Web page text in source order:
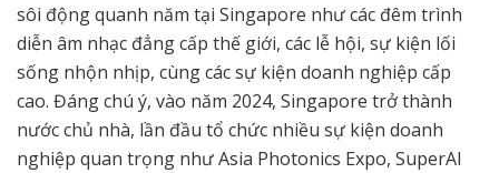
sôi động quanh năm tại Singapore như các đêm trình
diễn âm nhạc đẳng cấp thế giới, các lễ hội, sự kiện lối
sống nhộn nhịp, cùng các sự kiện doanh nghiệp cấp
cao. Đáng chú ý, vào năm 2024, Singapore trở thành
nước chủ nhà, lần đầu tổ chức nhiều sự kiện doanh
nghiệp quan trọng như Asia Photonics Expo, SuperAI